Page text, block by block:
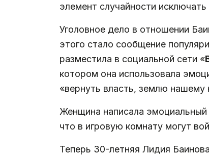
элемент случайности исключать
Уголовное дело в отношении
этого стало сообщение
разместила в социальной сети «
котором она использовала
«вернуть власть, землю нашему
Женщина написала эмоциальный
что в игровую комнату могут
Теперь 30-летняя Лидия